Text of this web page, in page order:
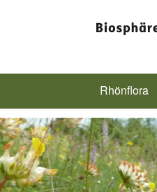
Rhönflora